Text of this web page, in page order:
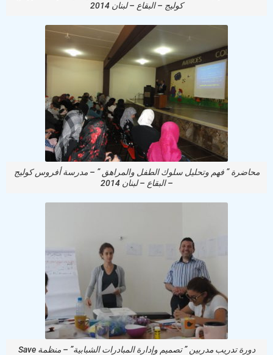
كوليج – البقاع – لبنان 2014
محاضرة ” فهم وتحليل سلوك الطفل والمراهق ” – مدرسة أفروس كوليج
– البقاع – لبنان 2014
دورة تدريب مدربين ” تصميم وإدارة المبادرات الشبابية” – منظمة Save